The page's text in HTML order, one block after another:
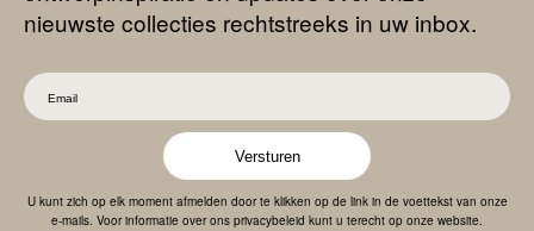
nieuwste collecties rechtstreeks in uw inbox.
Versturen
U kunt zich op elk moment afmelden door te klikken op de link in de voettekst van onze
e-mails. Voor informatie over ons privacybeleid kunt u terecht op onze website.